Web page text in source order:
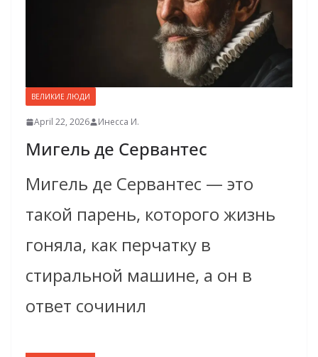
ВЕЛИКИЕ ЛЮДИ
April 22, 2026 Инесса И.
Мигель де Сервантес
Мигель де Сервантес — это
такой парень, которого жизнь
гоняла, как перчатку в
стиральной машине, а он в
ответ сочинил